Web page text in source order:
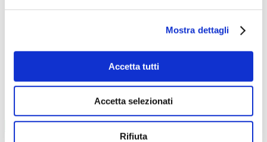
Mostra dettagli
Accetta tutti
Accetta selezionati
Rifiuta
IL MEGLIO DELLA CAMPAGNA PER OFFRIRE IL MASSIMO
DELLA QUALITÀ
La passione per il formaggio parte da
un'attenta selezione
MATERIE PRIME